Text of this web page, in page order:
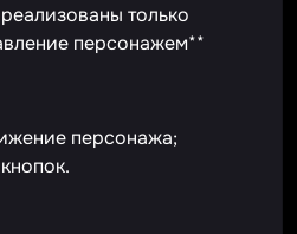
только
персонажем**
персонажа;